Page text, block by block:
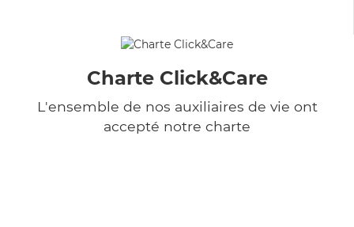
Charte Click&Care
L'ensemble de nos auxiliaires de vie ont
accepté notre charte